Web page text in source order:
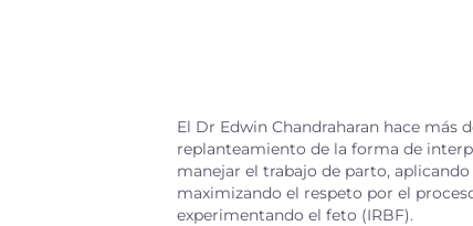
El Dr Edwin Chandraharan hace más
replanteamiento de la forma de
manejar el trabajo de parto,
maximizando el respeto por el
experimentando el feto (IRBF).